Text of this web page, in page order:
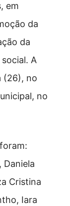
em
da
da
A
(26), no
no
Daniela
Cristina
Iara